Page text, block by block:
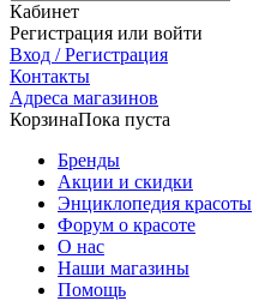
Кабинет
Регистрация или войти
Вход / Регистрация
Контакты
Адреса магазинов
КорзинаПока пуста
Бренды
Акции и скидки
Энциклопедия красоты
Форум о красоте
О нас
Наши магазины
Помощь